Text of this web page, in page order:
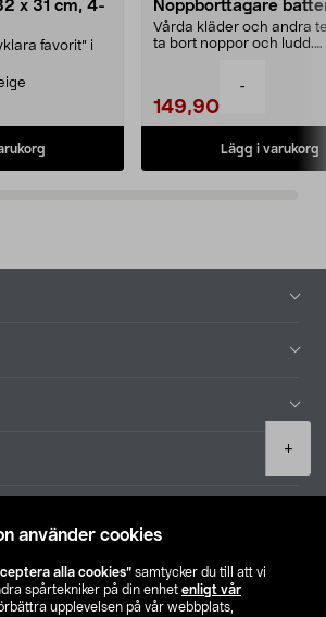
använder cookies
alla cookies” samtycker du till att vi
spårtekniker på din enhet enligt vår
upplevelsen på vår webbplats,
-
+
x 31 cm, 4-
favorit” i
Noppborttagare
Vårda kläder och andra
ta bort noppor och ludd.
149,90
Lägg i varukorg
Hitta butik